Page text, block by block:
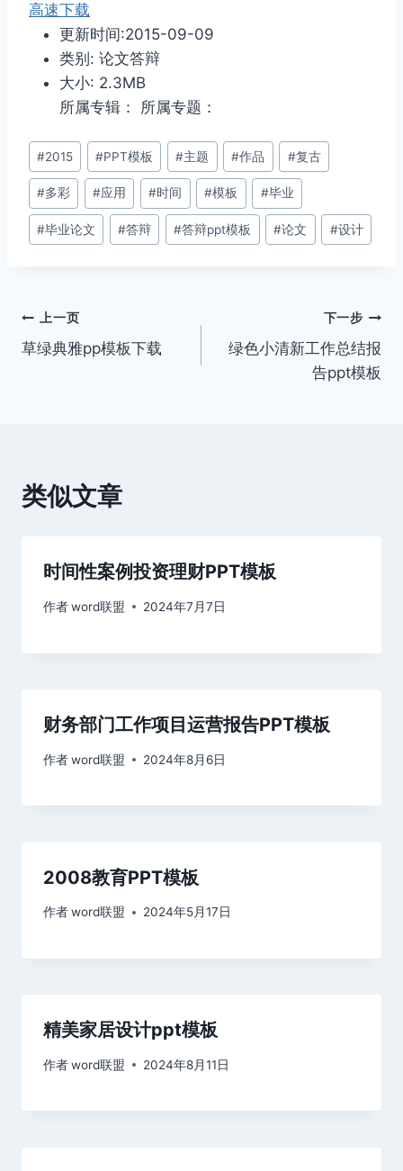
高速下载
更新时间:2015-09-09
类别: 论文答辩
大小: 2.3MB
所属专辑： 所属专题：
文
章
标
签：
#2015 #PPT模板 #主题 #作品 #复古
#多彩 #应用 #时间 #模板 #毕业
#毕业论文 #答辩 #答辩ppt模板 #论文 #设计
文
章
上一页
草绿典雅pp模板下载
下一步
绿色小清新工作总结报
告ppt模板
类似文章
时间性案例投资理财PPT模板
作者word联盟 2024年7月7日
财务部门工作项目运营报告PPT模板
作者word联盟 2024年8月6日
2008教育PPT模板
作者word联盟 2024年5月17日
精美家居设计ppt模板
作者word联盟 2024年8月11日